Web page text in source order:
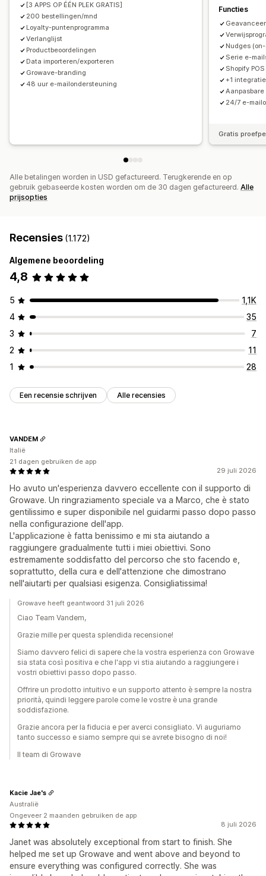
Aanpassing
Aangepaste branding Aangepaste pictogrammen
Meerdere talen
Verkoopmeldingen
Prijsmeldingen Voorraadmeldingen
[3 APPS OP ÉÉN PLEK GRATIS]
200 bestellingen/mnd
Loyalty-puntenprogramma
Verlanglijst
Productbeoordelingen
Data importeren/exporteren
Growave-branding
48 uur e-mailondersteuning
Functies
Nudges
Serie e-
Shopify
+1
24/7 e-
Gratis
Alle betalingen worden in USD gefactureerd. Terugkerende en op
gebruik gebaseerde kosten worden om de 30 dagen gefactureerd. Alle
prijsopties
Recensies (1.172)
Algemene beoordeling
4,8
5
1,1K
4
35
3
7
2
11
1
28
Een recensie schrijven Alle recensies
29 juli 2026
Ho avuto un'esperienza davvero eccellente con il supporto di
Growave. Un ringraziamento speciale va a Marco, che è stato
gentilissimo e super disponibile nel guidarmi passo dopo passo
nella configurazione dell'app.
L'applicazione è fatta benissimo e mi sta aiutando a
raggiungere gradualmente tutti i miei obiettivi. Sono
estremamente soddisfatto del percorso che sto facendo e,
soprattutto, della cura e dell'attenzione che dimostrano
nell'aiutarti per qualsiasi esigenza. Consigliatissima!
VANDEM
Italië
21 dagen gebruiken de app
Growave heeft geantwoord 31 juli 2026
Ciao Team Vandem,
Grazie mille per questa splendida recensione!
Siamo davvero felici di sapere che la vostra esperienza con Growave
sia stata così positiva e che l'app vi stia aiutando a raggiungere i
vostri obiettivi passo dopo passo.
Offrire un prodotto intuitivo e un supporto attento è sempre la nostra
priorità, quindi leggere parole come le vostre è una grande
soddisfazione.
Grazie ancora per la fiducia e per averci consigliato. Vi auguriamo
tanto successo e siamo sempre qui se avrete bisogno di noi!
Il team di Growave
8 juli 2026
Janet was absolutely exceptional from start to finish. She
helped me set up Growave and went above and beyond to
ensure everything was configured correctly. She was
Kacie Jae's
Australië
Ongeveer 2 maanden gebruiken de app